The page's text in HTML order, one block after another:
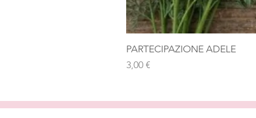
PARTECIPAZIONE ADELE
Prezzo
3,00 €